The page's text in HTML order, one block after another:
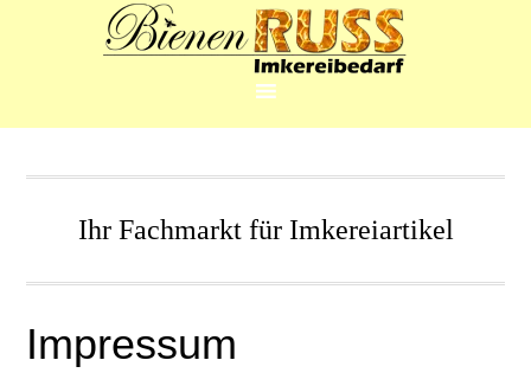
Ihr Fachmarkt für Imkereiartikel
Impressum